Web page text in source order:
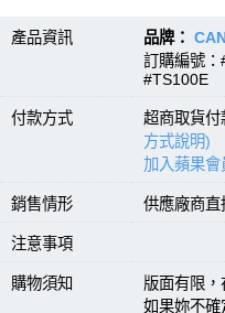
產品資訊 品牌：
訂購編號
#TS100E
付款方式 超商取貨付
方式說明)
加入蘋果會
銷售情形 供應廠商直
注意事項
購物須知 版面有限
如果妳不確